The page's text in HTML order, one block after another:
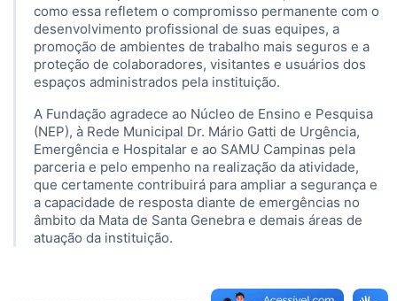
como essa refletem o compromisso permanente com o
desenvolvimento profissional de suas equipes, a
promoção de ambientes de trabalho mais seguros e a
proteção de colaboradores, visitantes e usuários dos
espaços administrados pela instituição.
A Fundação agradece ao Núcleo de Ensino e Pesquisa
(NEP), à Rede Municipal Dr. Mário Gatti de Urgência,
Emergência e Hospitalar e ao SAMU Campinas pela
parceria e pelo empenho na realização da atividade,
que certamente contribuirá para ampliar a segurança e
a capacidade de resposta diante de emergências no
âmbito da Mata de Santa Genebra e demais áreas de
atuação da instituição.